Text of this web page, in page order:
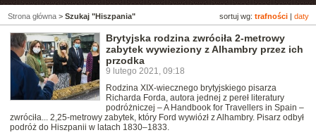
sortuj wg: trafności daty
Strona główna > Szukaj "Hiszpania"
Brytyjska rodzina zwróciła 2-metrowy
zabytek wywieziony z Alhambry przez ich
przodka
9 lutego 2021, 09:18
Rodzina XIX-wiecznego brytyjskiego pisarza
Richarda Forda, autora jednej z pereł literatury
podróżniczej – A Handbook for Travellers in Spain –
zwróciła... 2,25-metrowy zabytek, który Ford wywiózł z Alhambry. Pisarz odbył
podróż do Hiszpanii w latach 1830–1833.